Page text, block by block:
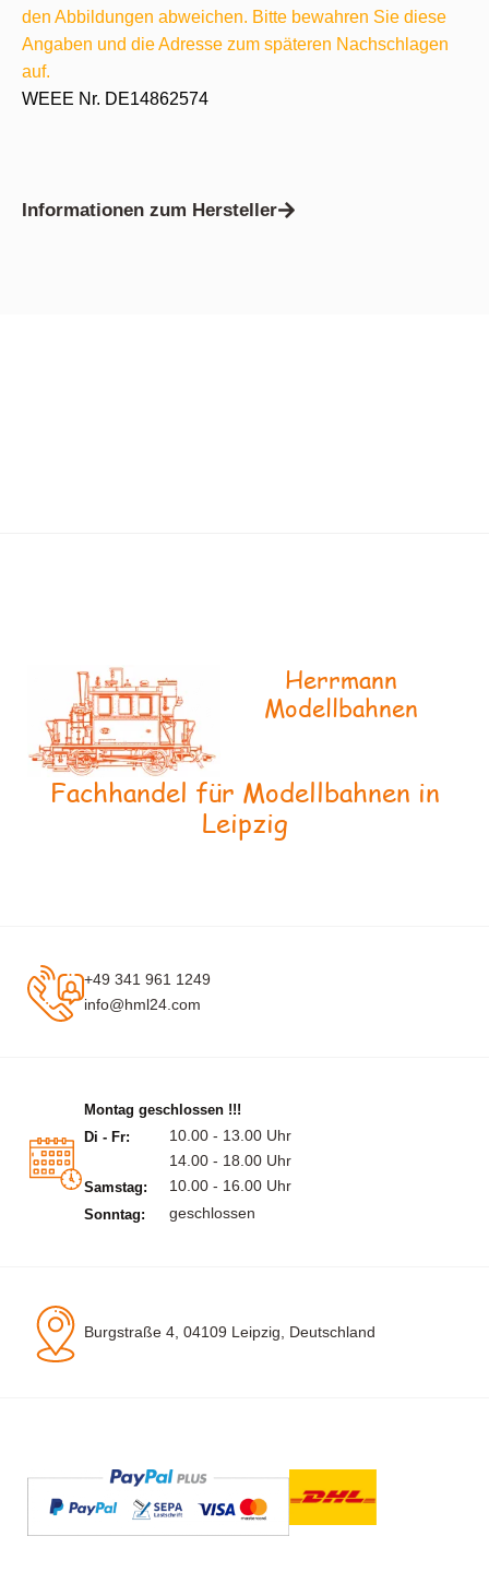
den Abbildungen abweichen. Bitte bewahren Sie diese
Angaben und die Adresse zum späteren Nachschlagen
auf.
WEEE Nr. DE14862574
Informationen zum Hersteller
Herrmann
Modellbahnen
Fachhandel für Modellbahnen in
Leipzig
+49 341 961 1249
info@hml24.com
Montag geschlossen !!!
Di - Fr:
10.00 - 13.00 Uhr
14.00 - 18.00 Uhr
Samstag: 10.00 - 16.00 Uhr
Sonntag: geschlossen
Burgstraße 4, 04109 Leipzig, Deutschland